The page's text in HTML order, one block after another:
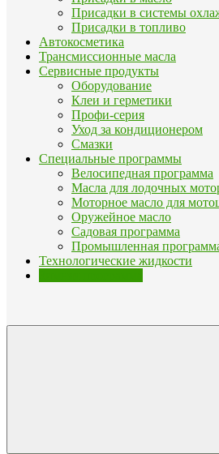
Присадки в системы
Присадки в топливо
Автокосметика
Трансмиссионные масла
Сервисные продукты
Оборудование
Клеи и герметики
Профи-серия
Уход за кондиционером
Смазки
Специальные программы
Велосипедная программа
Масла для лодочных
Моторное масло для
Оружейное масло
Садовая программа
Промышленная
Технологические жидкости